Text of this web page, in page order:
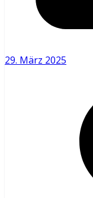
29. März 2025